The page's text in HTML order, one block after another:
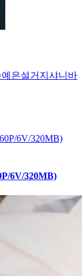
예은설거지 샤니 바
6V/320MB)